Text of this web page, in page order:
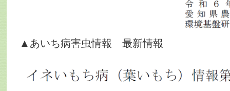
▲あいち病害虫情報 最新情報